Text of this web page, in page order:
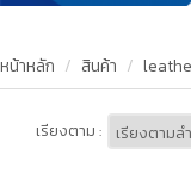
OUR CLIENTS
OUR WORKS
CALIBRATION
หน้าหลัก สินค้า
เรียงตาม :